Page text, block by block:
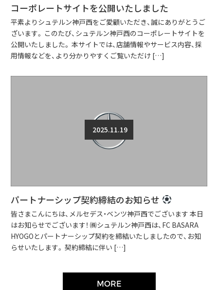
コーポレートサイトを公開いたしました
平素よりシュテルン神戸西をご愛顧いただき、誠にありがとうご
ざいます。 このたび、シュテルン神戸西のコーポレートサイトを
公開いたしました。 本サイトでは、店舗情報やサービス内容、採
用情報などを、より分かりやすくご覧いただけ […]
2025.11.19
パートナーシップ契約締結のお知らせ
皆さまこんにちは、メルセデス・ベンツ神戸西でございます 本日
はお知らせでございます！ ㈱シュテルン神戸西は、FC BASARA
HYOGOとパートナーシップ契約を締結いたしましたので、お知
らせいたします。 契約締結に伴い […]
MORE